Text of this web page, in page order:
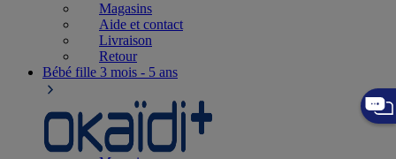
Magasins
Aide et contact
Livraison
Retour
Bébé fille 3 mois - 5 ans